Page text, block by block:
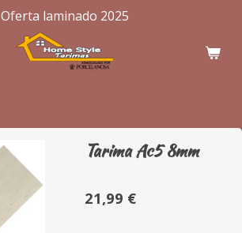
Oferta laminado 2025
Tarima Ac5 8mm
21,99 €